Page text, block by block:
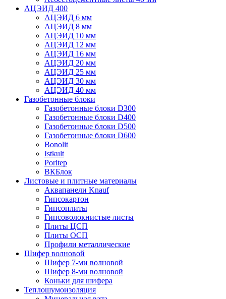
АЦЭИД 400
АЦЭИД 6 мм
АЦЭИД 8 мм
АЦЭИД 10 мм
АЦЭИД 12 мм
АЦЭИД 16 мм
АЦЭИД 20 мм
АЦЭИД 25 мм
АЦЭИД 30 мм
АЦЭИД 40 мм
Газобетонные блоки
Газобетонные блоки D300
Газобетонные блоки D400
Газобетонные блоки D500
Газобетонные блоки D600
Bonolit
Istkult
Poritep
ВКБлок
Листовые и плитные материалы
Аквапанели Knauf
Гипсокартон
Гипсоплиты
Гипсоволокнистые листы
Плиты ЦСП
Плиты ОСП
Профили металлические
Шифер волновой
Шифер 7-ми волновой
Шифер 8-ми волновой
Коньки для шифера
Теплошумоизоляция